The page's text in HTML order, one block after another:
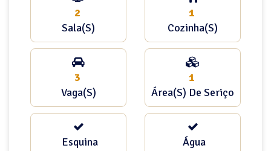
2
Sala(s)
1
Cozinha(s)
3
Vaga(s)
1
Área(s) De Seriço
Esquina Água